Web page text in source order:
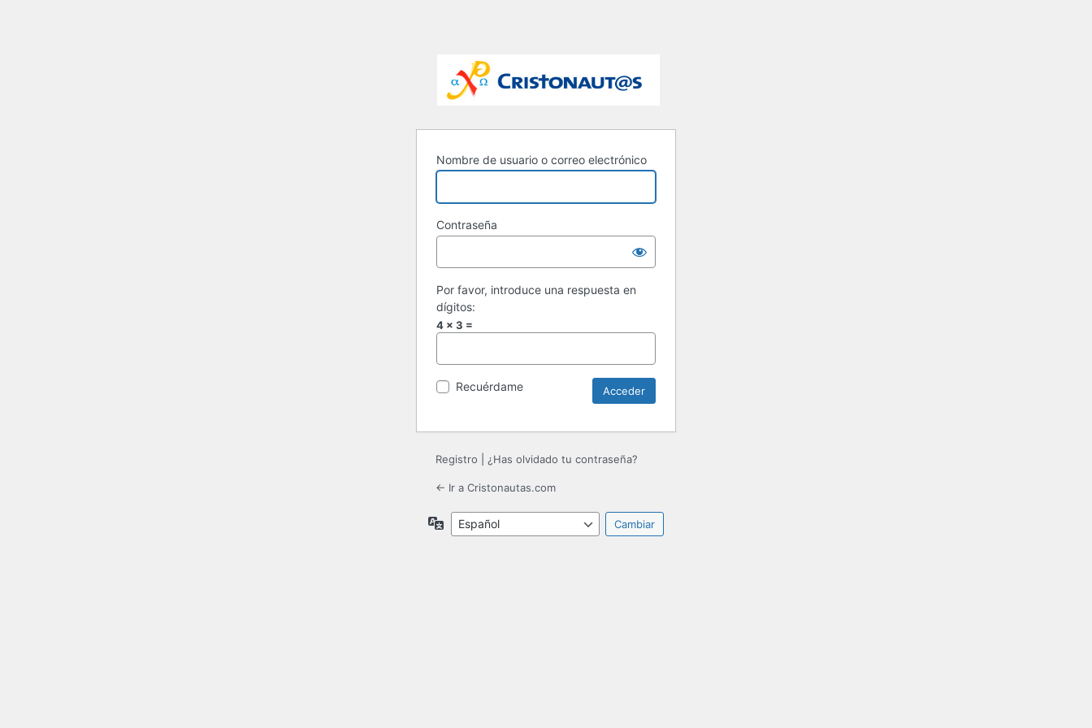
Nombre de usuario o correo electrónico
Contraseña
Por favor, introduce una respuesta en
dígitos:
4 × 3 =
Recuérdame
Registro ¿Has olvidado tu contraseña?
← Ir a Cristonautas.com
Idioma